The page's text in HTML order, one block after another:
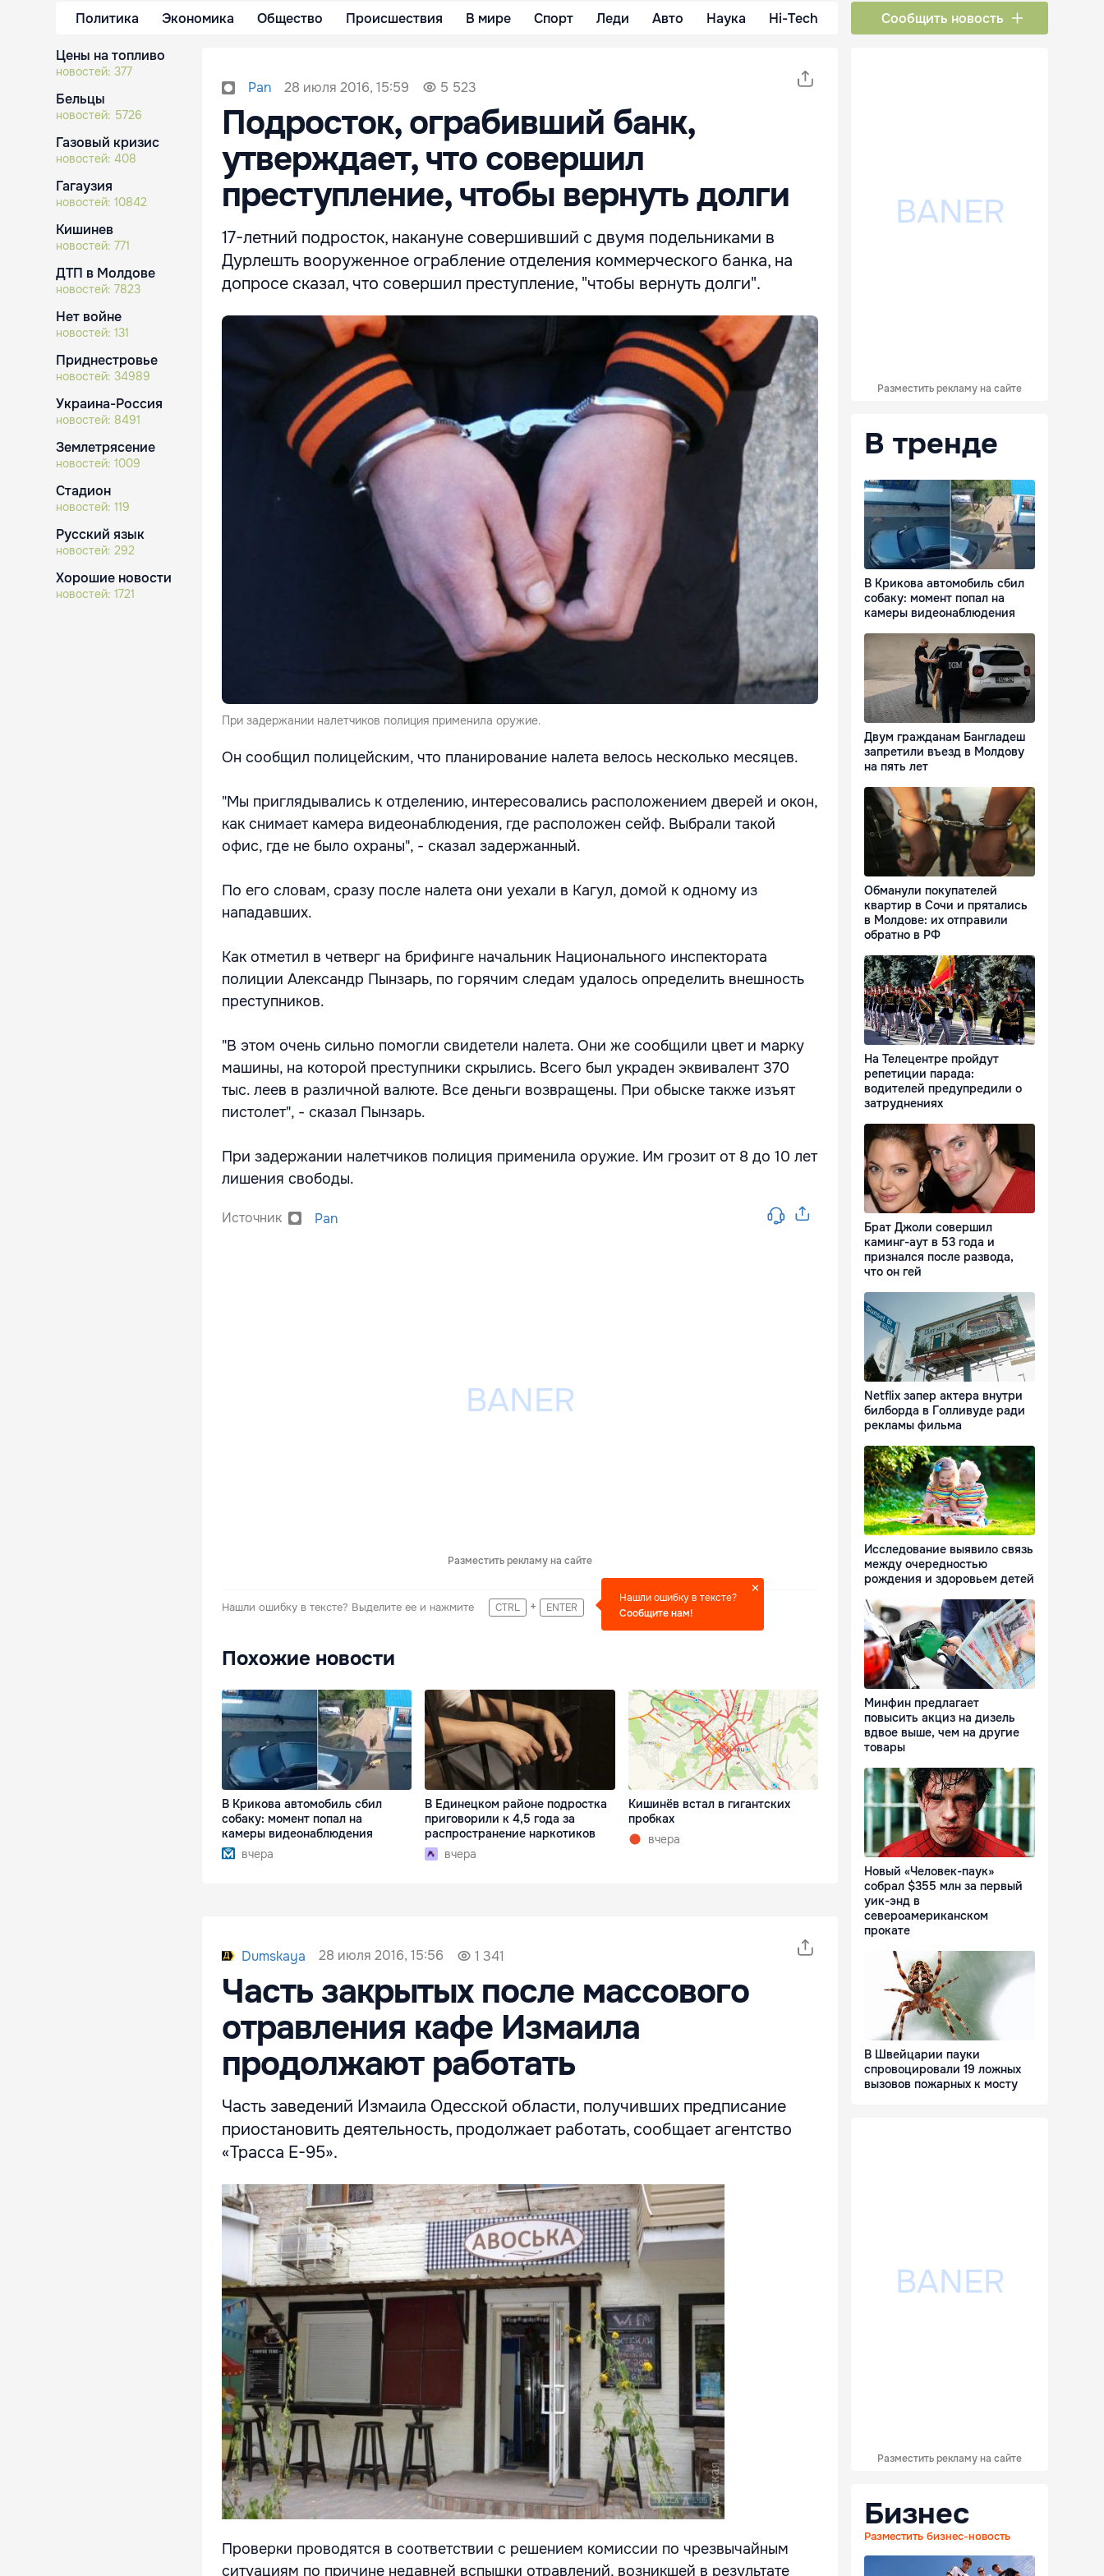
Политика Экономика Общество Происшествия В мире Спорт Леди Авто Наука Hi-Tech Сообщить новость
Цены на топливо
новостей: 377
Бельцы
новостей: 5726
Газовый кризис
новостей: 408
Гагаузия
новостей: 10842
Кишинев
новостей: 771
ДТП в Молдове
новостей: 7823
Нет войне
новостей: 131
Приднестровье
новостей: 34989
Украина-Россия
новостей: 8491
Землетрясение
новостей: 1009
Стадион
новостей: 119
Русский язык
новостей: 292
Хорошие новости
новостей: 1721
Pan 28 июля 2016, 15:59 5 523
Подросток, ограбивший банк,
утверждает, что совершил
преступление, чтобы вернуть долги
17-летний подросток, накануне совершивший с двумя подельниками в
Дурлешть вооруженное ограбление отделения коммерческого банка, на
допросе сказал, что совершил преступление, "чтобы вернуть долги".
При задержании налетчиков полиция применила оружие.
Он сообщил полицейским, что планирование налета велось несколько месяцев.
"Мы приглядывались к отделению, интересовались расположением дверей и окон,
как снимает камера видеонаблюдения, где расположен сейф. Выбрали такой
офис, где не было охраны", - сказал задержанный.
По его словам, сразу после налета они уехали в Кагул, домой к одному из
нападавших.
Как отметил в четверг на брифинге начальник Национального инспектората
полиции Александр Пынзарь, по горячим следам удалось определить внешность
преступников.
"В этом очень сильно помогли свидетели налета. Они же сообщили цвет и марку
машины, на которой преступники скрылись. Всего был украден эквивалент 370
тыс. леев в различной валюте. Все деньги возвращены. При обыске также изъят
пистолет", - сказал Пынзарь.
При задержании налетчиков полиция применила оружие. Им грозит от 8 до 10 лет
лишения свободы.
Источник Pan
Разместить рекламу на сайте
Нашли ошибку в тексте? Выделите ее и нажмите CTRL + ENTER
Нашли ошибку в тексте?
Сообщите нам!
Похожие новости
В Крикова автомобиль сбил
собаку: момент попал на
камеры видеонаблюдения
вчера
В Единецком районе подростка
приговорили к 4,5 года за
распространение наркотиков
вчера
Кишинёв встал в гигантских
пробках
вчера
Dumskaya 28 июля 2016, 15:56 1 341
Часть закрытых после массового
отравления кафе Измаила
продолжают работать
Часть заведений Измаила Одесской области, получивших предписание
приостановить деятельность, продолжает работать, сообщает агентство
«Трасса Е-95».
Проверки проводятся в соответствии с решением комиссии по чрезвычайным
ситуациям по причине недавней вспышки отравлений, возникшей в результате
Разместить рекламу на сайте
В тренде
В Крикова автомобиль сбил
собаку: момент попал на
камеры видеонаблюдения
Двум гражданам Бангладеш
запретили въезд в Молдову
на пять лет
Обманули покупателей
квартир в Сочи и прятались
в Молдове: их отправили
обратно в РФ
На Телецентре пройдут
репетиции парада:
водителей предупредили о
затруднениях
Брат Джоли совершил
каминг-аут в 53 года и
признался после развода,
что он гей
Netflix запер актера внутри
билборда в Голливуде ради
рекламы фильма
Исследование выявило связь
между очередностью
рождения и здоровьем детей
Минфин предлагает
повысить акциз на дизель
вдвое выше, чем на другие
товары
Новый «Человек-паук»
собрал $355 млн за первый
уик-энд в
североамериканском
прокате
В Швейцарии пауки
спровоцировали 19 ложных
вызовов пожарных к мосту
Разместить рекламу на сайте
Бизнес
Разместить бизнес-новость